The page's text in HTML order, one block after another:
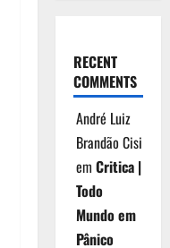
RECENT
COMMENTS
André Luiz
Brandão Cisi
em Critica |
Todo
Mundo em
Pânico